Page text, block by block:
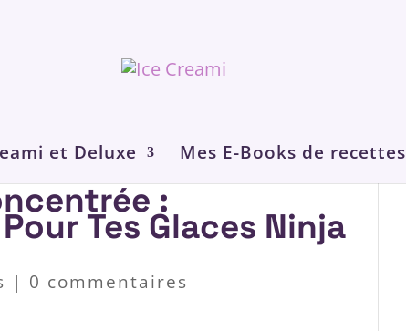
et Deluxe Mes E-Books de recettes
:
Tes Glaces Ninja
| 0 commentaires